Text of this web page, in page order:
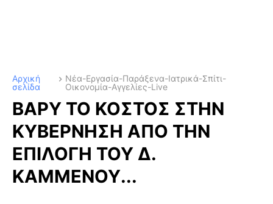
Αρχική
σελίδα
Νέα-Εργασία-Παράξενα-Ιατρικά-Σπίτι-
Οικονομία-Αγγελίες-Live
ΒΑΡΥ ΤΟ ΚΟΣΤΟΣ ΣΤΗΝ
ΚΥΒΕΡΝΗΣΗ ΑΠΟ ΤΗΝ
ΕΠΙΛΟΓΗ ΤΟΥ Δ.
ΚΑΜΜΕΝΟΥ...